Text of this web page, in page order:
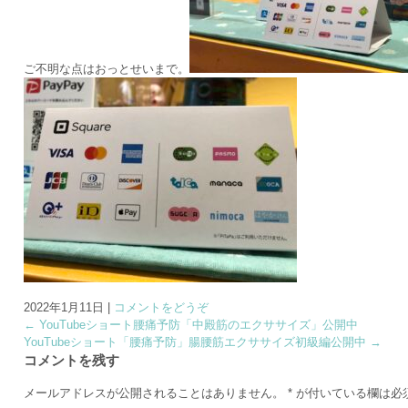
ご不明な点はおっとせいまで。
2022年1月11日
コメントをどうぞ
← YouTubeショート腰痛予防「中殿筋のエクササイズ」公開中
YouTubeショート「腰痛予防」腸腰筋エクササイズ初級編公開中 →
コメントを残す
メールアドレスが公開されることはありません。 * が付いている欄は必